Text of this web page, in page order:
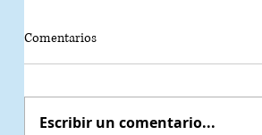
Comentarios
Escribir un comentario...